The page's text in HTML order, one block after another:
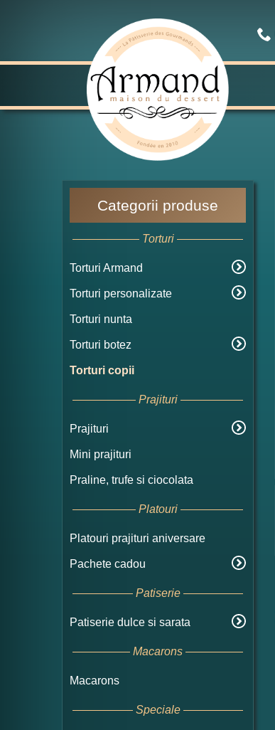
Categorii produse
Torturi
Torturi Armand
Torturi personalizate
Torturi nunta
Torturi botez
Torturi copii
Prajituri
Prajituri
Mini prajituri
Praline, trufe si ciocolata
Platouri
Platouri prajituri aniversare
Pachete cadou
Patiserie
Patiserie dulce si sarata
Macarons
Macarons
Speciale